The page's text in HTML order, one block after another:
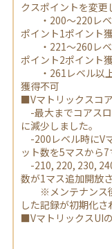
クスポイントを変更
・200～220レベ
ポイント1ポイント
・221～260レベ
ポイント2ポイント
・261レベル以上
獲得不可
■Vマトリックスコ
-最大までコアス
に減少しました。
-200レベル時にV
ット数を5マスから7
-210, 220, 230,
数が1マス追加開放さ
※メンテナンス後
した記録が初期化さ
■VマトリックスUI